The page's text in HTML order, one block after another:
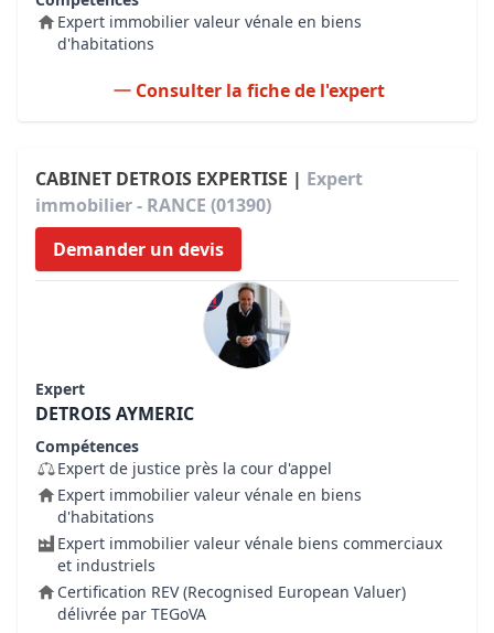
Expert immobilier valeur vénale en biens
d'habitations
Consulter la fiche de l'expert
CABINET DETROIS EXPERTISE | Expert
immobilier - RANCE (01390)
Demander un devis
Expert
DETROIS AYMERIC
Compétences
Expert de justice près la cour d'appel
Expert immobilier valeur vénale en biens
d'habitations
Expert immobilier valeur vénale biens commerciaux
et industriels
Certification REV (Recognised European Valuer)
délivrée par TEGoVA